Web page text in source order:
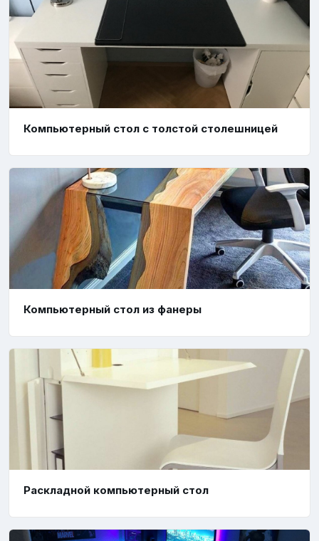
Компьютерный стол с толстой столешницей
Компьютерный стол из фанеры
Раскладной компьютерный стол